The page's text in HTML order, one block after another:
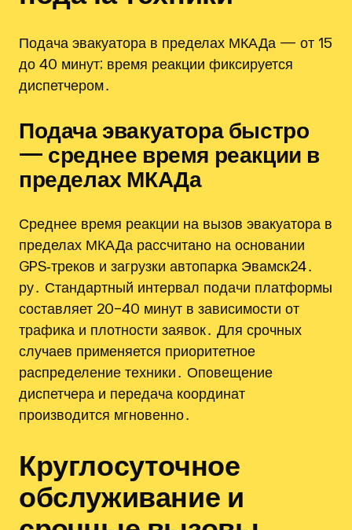
Подача эвакуатора в пределах МКАДа — от 15
до 40 минут; время реакции фиксируется
диспетчером․
Подача эвакуатора быстро
— среднее время реакции в
пределах МКАДа
Среднее время реакции на вызов эвакуатора в
пределах МКАДа рассчитано на основании
GPS‑треков и загрузки автопарка Эвамск24․
ру․ Стандартный интервал подачи платформы
составляет 20–40 минут в зависимости от
трафика и плотности заявок․ Для срочных
случаев применяется приоритетное
распределение техники․ Оповещение
диспетчера и передача координат
производится мгновенно․
Круглосуточное
обслуживание и